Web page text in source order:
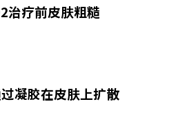
治疗前皮肤粗糙
凝胶在皮肤上扩散